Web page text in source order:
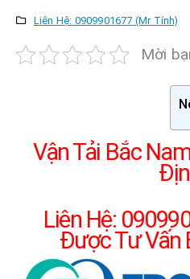
Liên Hệ: 0909901677 (Mr Tính)
Mời
Vận Tải Bắc
Liên Hệ:
Được Tư Vấn